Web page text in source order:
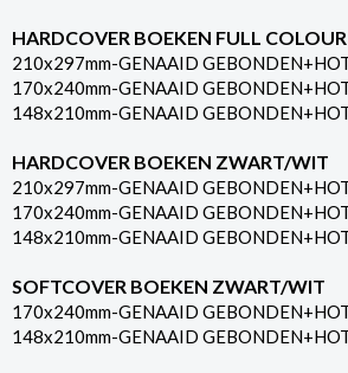
HARDCOVER BOEKEN FULL COLOUR
210x297mm-GENAAID
170x240mm-GENAAID
148x210mm-GENAAID
HARDCOVER BOEKEN ZWART/WIT
210x297mm-GENAAID
170x240mm-GENAAID
148x210mm-GENAAID
SOFTCOVER BOEKEN ZWART/WIT
170x240mm-GENAAID
148x210mm-GENAAID